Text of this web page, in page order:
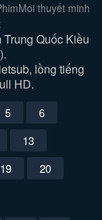
thuyết minh
Quốc Kiều
lồng tiếng
HD.
5
6
13
19
20